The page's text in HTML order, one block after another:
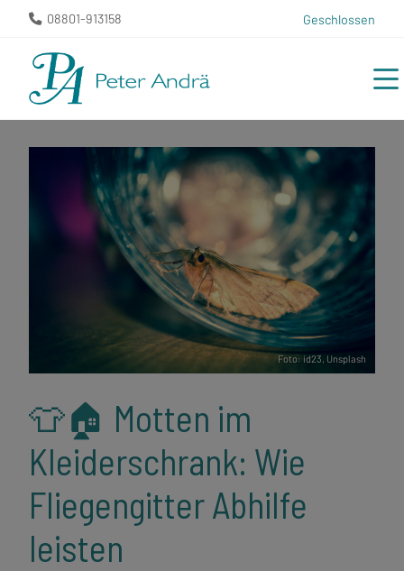
08801-913158 Geschlossen
Foto: id23, Unsplash
👕🏠 Motten im
Kleiderschrank: Wie
Fliegengitter Abhilfe
leisten